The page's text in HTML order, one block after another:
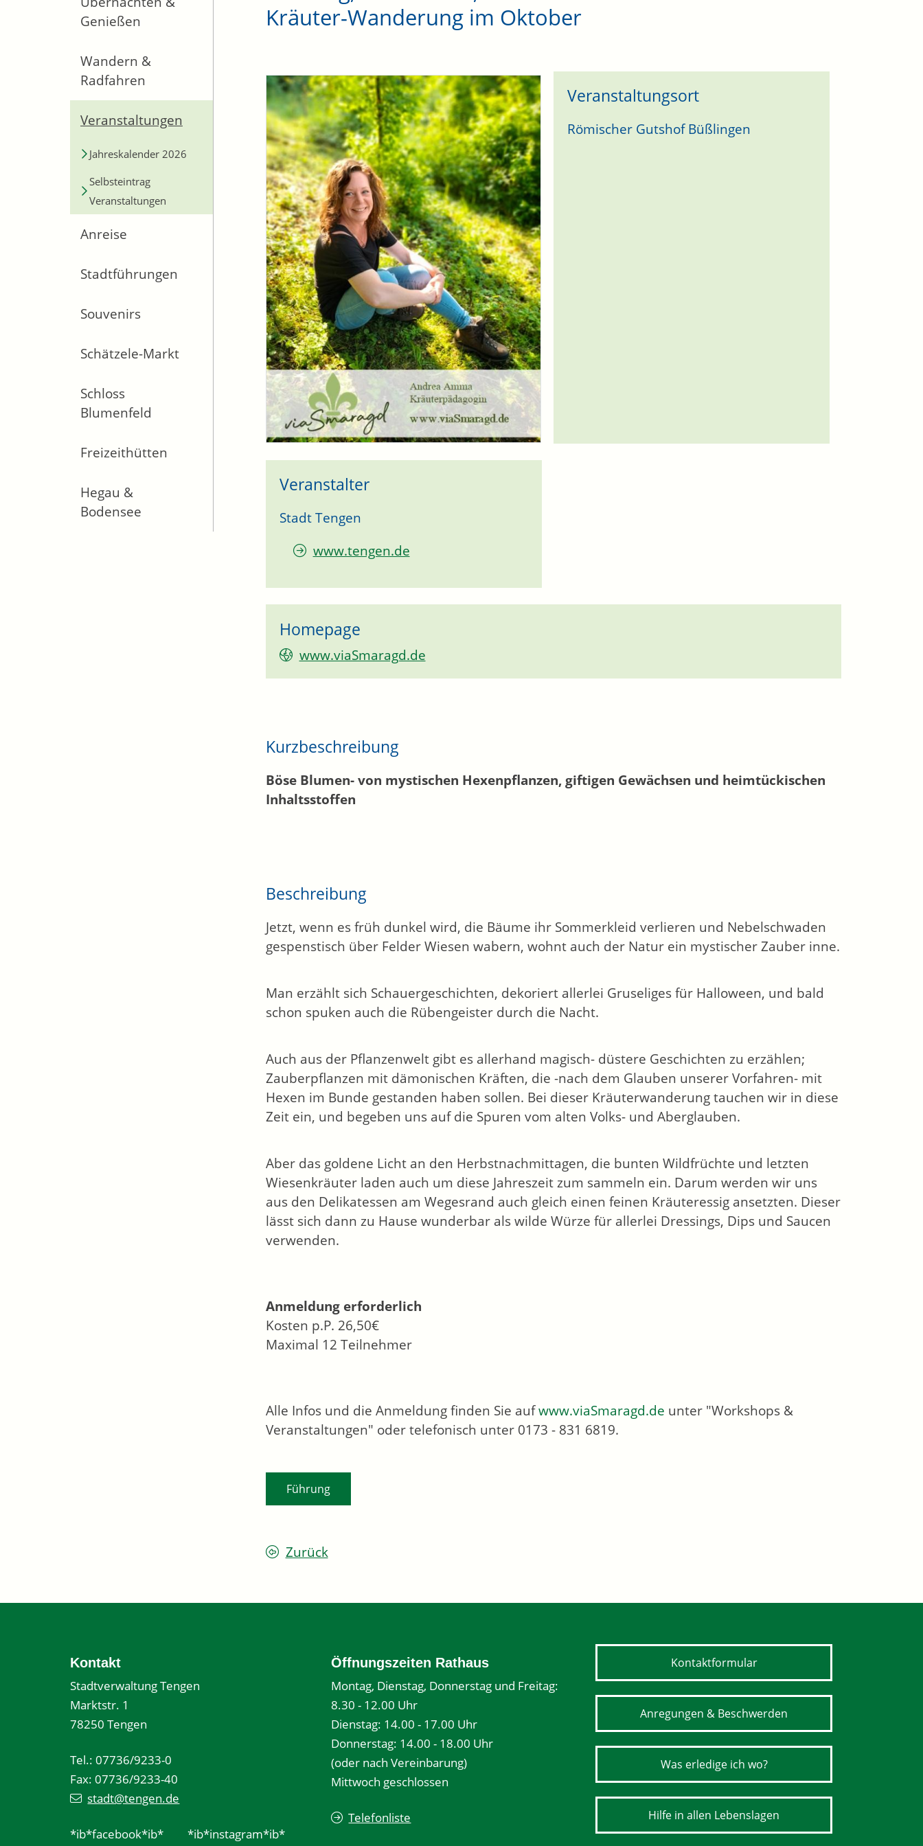
Genießen
Wandern &
Radfahren
Veranstaltungen
Jahreskalender 2026
Selbsteintrag
Veranstaltungen
Anreise
Stadtführungen
Souvenirs
Schätzele-Markt
Schloss
Blumenfeld
Freizeithütten
Hegau &
Bodensee
Kräuter-Wanderung im Oktober
Homepage
www.viaSmaragd.de
Kurzbeschreibung
Böse Blumen- von mystischen Hexenpflanzen, giftigen Gewächsen und heimtückischen
Inhaltsstoffen
Beschreibung
Jetzt, wenn es früh dunkel wird, die Bäume ihr Sommerkleid verlieren und Nebelschwaden
gespenstisch über Felder Wiesen wabern, wohnt auch der Natur ein mystischer Zauber inne.
Man erzählt sich Schauergeschichten, dekoriert allerlei Gruseliges für Halloween, und bald
schon spuken auch die Rübengeister durch die Nacht.
Auch aus der Pflanzenwelt gibt es allerhand magisch- düstere Geschichten zu erzählen;
Zauberpflanzen mit dämonischen Kräften, die -nach dem Glauben unserer Vorfahren- mit
Hexen im Bunde gestanden haben sollen. Bei dieser Kräuterwanderung tauchen wir in diese
Zeit ein, und begeben uns auf die Spuren vom alten Volks- und Aberglauben.
Aber das goldene Licht an den Herbstnachmittagen, die bunten Wildfrüchte und letzten
Wiesenkräuter laden auch um diese Jahreszeit zum sammeln ein. Darum werden wir uns
aus den Delikatessen am Wegesrand auch gleich einen feinen Kräuteressig ansetzten. Dieser
lässt sich dann zu Hause wunderbar als wilde Würze für allerlei Dressings, Dips und Saucen
verwenden.
Anmeldung erforderlich
Kosten p.P. 26,50€
Maximal 12 Teilnehmer
Alle Infos und die Anmeldung finden Sie aufwww.viaSmaragd.de unter "Workshops &
Veranstaltungen" oder telefonisch unter 0173 - 831 6819.
Veranstaltungsort
Römischer Gutshof Büßlingen
Veranstalter
Stadt Tengen
www.tengen.de
Führung
Zurück
Kontakt
Stadtverwaltung Tengen
Marktstr. 1
78250 Tengen
Tel.: 07736/9233-0
Fax: 07736/9233-40
stadt@tengen.de
*ib*facebook*ib*
*ib*instagram*ib*
Öffnungszeiten Rathaus
Montag, Dienstag, Donnerstag und Freitag:
8.30 - 12.00 Uhr
Dienstag: 14.00 - 17.00 Uhr
Donnerstag: 14.00 - 18.00 Uhr
(oder nach Vereinbarung)
Mittwoch geschlossen
Telefonliste
Kontaktformular
Anregungen & Beschwerden
Was erledige ich wo?
Hilfe in allen Lebenslagen